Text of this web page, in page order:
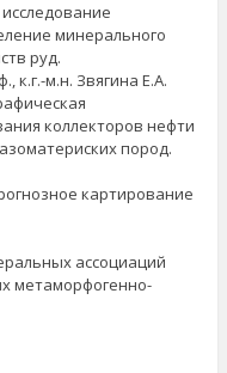
минерального
руд.
к.г.-м.н. Звягина Е.А.
коллекторов нефти
пород.
картирование
ассоциаций
метаморфогенно-